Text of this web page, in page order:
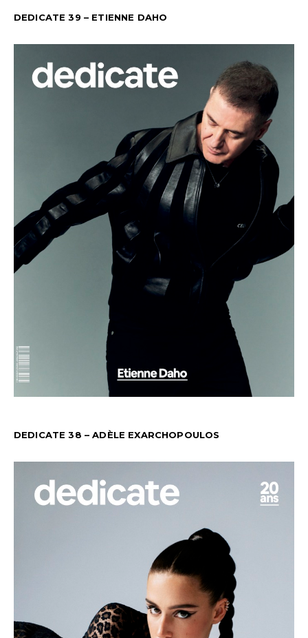
DEDICATE 39 – ETIENNE DAHO
DEDICATE 38 – ADÈLE EXARCHOPOULOS